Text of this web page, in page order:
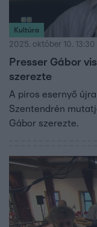
Kultúra
2025. október 10. 13:30
Presser Gábor
szerezte
A piros esernyő
Szentendrén
Gábor szerezte.